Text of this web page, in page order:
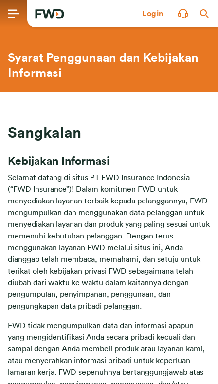
Login
Syarat Penggunaan dan Kebijakan
Informasi
Sangkalan
Kebijakan Informasi
Selamat datang di situs PT FWD Insurance Indonesia
(“FWD Insurance”)! Dalam komitmen FWD untuk
menyediakan layanan terbaik kepada pelanggannya, FWD
mengumpulkan dan menggunakan data pelanggan untuk
menyediakan layanan dan produk yang paling sesuai untuk
memenuhi kebutuhan pelanggan. Dengan terus
menggunakan layanan FWD melalui situs ini, Anda
dianggap telah membaca, memahami, dan setuju untuk
terikat oleh kebijakan privasi FWD sebagaimana telah
diubah dari waktu ke waktu dalam kaitannya dengan
pengumpulan, penyimpanan, penggunaan, dan
pengungkapan data pribadi pelanggan.
FWD tidak mengumpulkan data dan informasi apapun
yang mengidentifikasi Anda secara pribadi kecuali dan
sampai dengan Anda membeli produk atau layanan kami,
atau menyerahkan informasi pribadi untuk keperluan
lamaran kerja. FWD sepenuhnya bertanggungjawab atas